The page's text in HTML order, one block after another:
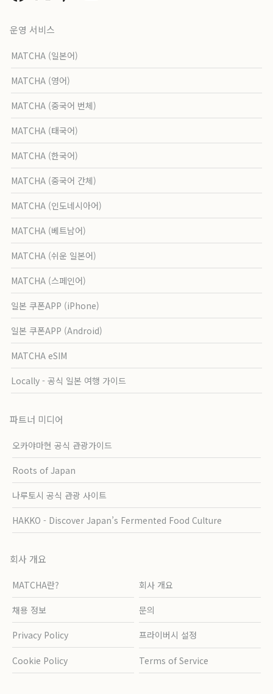
운영 서비스
MATCHA (일본어)
MATCHA (영어)
MATCHA (중국어 번체)
MATCHA (태국어)
MATCHA (한국어)
MATCHA (중국어 간체)
MATCHA (인도네시아어)
MATCHA (베트남어)
MATCHA (쉬운 일본어)
MATCHA (스페인어)
일본 쿠폰APP (iPhone)
일본 쿠폰APP (Android)
MATCHA eSIM
Locally - 공식 일본 여행 가이드
파트너 미디어
오카야마현 공식 관광가이드
Roots of Japan
나루토시 공식 관광 사이트
HAKKO - Discover Japan’s Fermented Food Culture
회사 개요
MATCHA란? 회사 개요
채용 정보 문의
Privacy Policy 프라이버시 설정
Cookie Policy Terms of Service